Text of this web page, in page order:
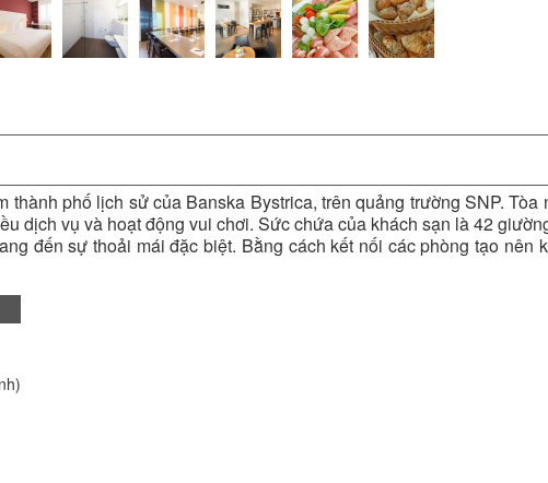
thành phố lịch sử của Banska Bystrica, trên quảng trường SNP.
dịch vụ và hoạt động vui chơi. Sức chứa của khách sạn là 42
đến sự thoải mái đặc biệt. Bằng cách kết nối các phòng tạo nên